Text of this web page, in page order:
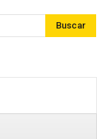
Buscar